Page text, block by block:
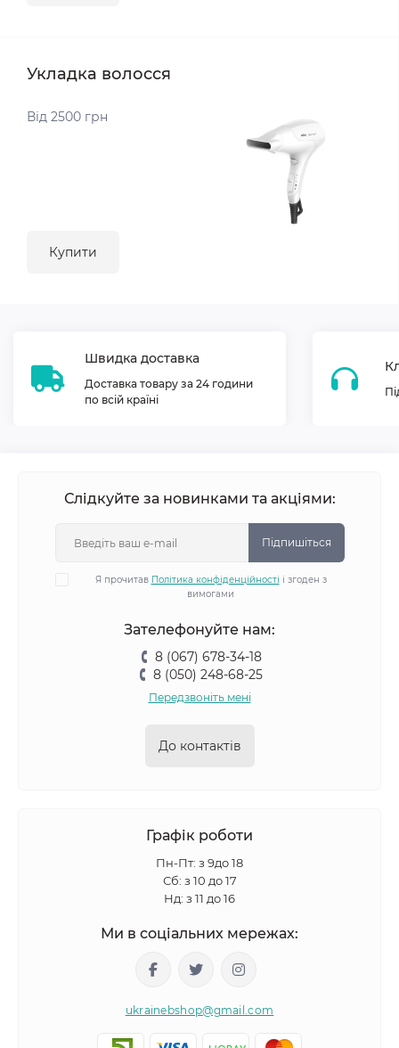
Укладка волосся
Від 2500 грн
Купити
Швидка доставка
Доставка товару за 24 години
по всій країні
Слідкуйте за новинками та акціями:
Підпишіться
Я прочитав Політика конфіденційності і згоден з
вимогами
Зателефонуйте нам:
8 (067) 678-34-18
8 (050) 248-68-25
Передзвоніть мені
До контактів
Графік роботи
Пн-Пт: з 9до 18
Сб: з 10 до 17
Нд: з 11 до 16
Ми в соціальних мережах:
ukrainebshop@gmail.com